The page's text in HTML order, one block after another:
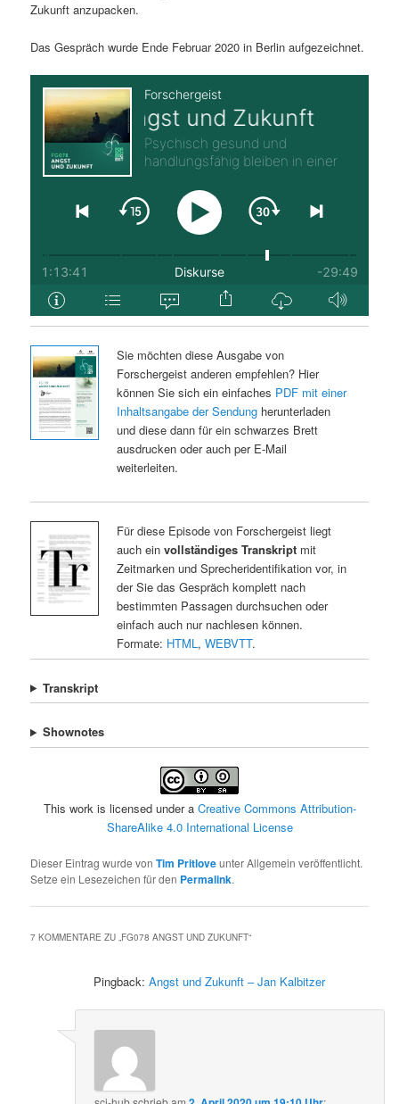
Zukunft anzupacken.
Das Gespräch wurde Ende Februar 2020 in Berlin aufgezeichnet.
Sie möchten diese Ausgabe von
Forschergeist anderen empfehlen? Hier
können Sie sich ein einfaches PDF mit einer
Inhaltsangabe der Sendungherunterladen
und diese dann für ein schwarzes Brett
ausdrucken oder auch per E-Mail
weiterleiten.
Für diese Episode von Forschergeist liegt
auch ein vollständiges Transkriptmit
Zeitmarken und Sprecheridentifikation vor, in
der Sie das Gespräch komplett nach
bestimmten Passagen durchsuchen oder
einfach auch nur nachlesen können.
Formate: HTML, WEBVTT.
Transkript
Shownotes
This work is licensed under a Creative Commons Attribution-
ShareAlike 4.0 International License
Dieser Eintrag wurde vonTim Pritloveunter Allgemein veröffentlicht.
Setze ein Lesezeichen für den Permalink.
7 KOMMENTARE ZU „FG078 ANGST UND ZUKUNFT“
Pingback:Angst und Zukunft – Jan Kalbitzer